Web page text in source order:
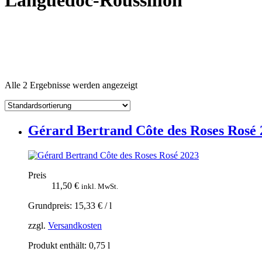
Alle 2 Ergebnisse werden angezeigt
Gérard Bertrand Côte des Roses Rosé
Preis
11,50 € inkl. MwSt.
Grundpreis: 15,33 € /l
zzgl. Versandkosten
Produkt enthält: 0,75 l